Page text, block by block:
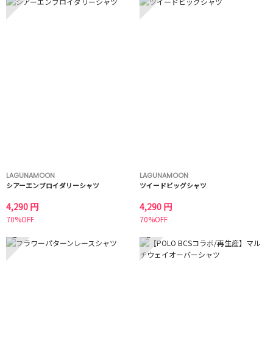
LAGUNAMOON
シアーエンブロイダリーシャツ
4,290 円
70%OFF
LAGUNAMOON
ツイードビッグシャツ
4,290 円
70%OFF
5 6